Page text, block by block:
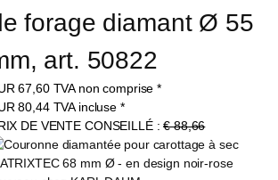
forage diamant Ø 55
art. 50822
67,60 TVA non comprise *
80,44 TVA incluse *
DE VENTE CONSEILLÉ :€ 88,66